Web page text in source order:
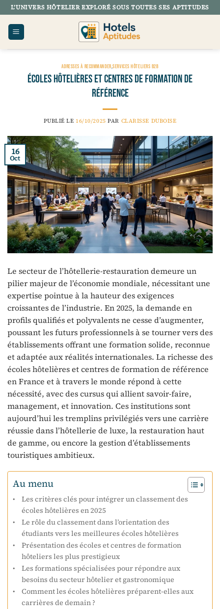
Passer
au
contenu
L’UNIVERS HÔTELIER EXPLORÉ SOUS TOUTES SES APTITUDES
ADRESSES À RECOMMANDER,SERVICES HÔTELIERS B2B
Écoles hôtelières et centres de formation de
référence
PUBLIÉ LE 16/10/2025 PAR CLARISSE DUBOISE
16
Oct
Le secteur de l’hôtellerie-restauration demeure un
pilier majeur de l’économie mondiale, nécessitant une
expertise pointue à la hauteur des exigences
croissantes de l’industrie. En 2025, la demande en
profils qualifiés et polyvalents ne cesse d’augmenter,
poussant les futurs professionnels à se tourner vers des
établissements offrant une formation solide, reconnue
et adaptée aux réalités internationales. La richesse des
écoles hôtelières et centres de formation de référence
en France et à travers le monde répond à cette
nécessité, avec des cursus qui allient savoir-faire,
management, et innovation. Ces institutions sont
aujourd’hui les tremplins privilégiés vers une carrière
réussie dans l’hôtellerie de luxe, la restauration haut
de gamme, ou encore la gestion d’établissements
touristiques ambitieux.
Au menu
Les critères clés pour intégrer un classement des
écoles hôtelières en 2025
Le rôle du classement dans l’orientation des
étudiants vers les meilleures écoles hôtelières
Présentation des écoles et centres de formation
hôteliers les plus prestigieux
Les formations spécialisées pour répondre aux
besoins du secteur hôtelier et gastronomique
Comment les écoles hôtelières préparent-elles aux
carrières de demain ?